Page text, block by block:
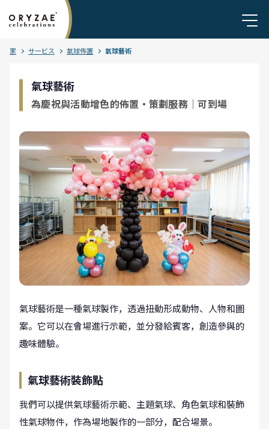
家 サービス 氣球佈置 氣球藝術
氣球藝術
為慶祝與活動增色的佈置・策劃服務｜可到場
氣球藝術是一種氣球製作，透過扭動形成動物、人物和圖
案。它可以在會場進行示範，並分發給賓客，創造參與的
趣味體驗。
氣球藝術裝飾點
我們可以提供氣球藝術示範、主題氣球、角色氣球和裝飾
性氣球物件，作為場地製作的一部分，配合場景。